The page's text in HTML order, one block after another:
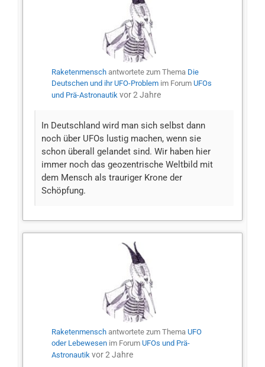
Raketenmensch antwortete zum Thema Die
Deutschen und ihr UFO-Problem im ForumUFOs
und Prä-Astronautik vor 2 Jahre
In Deutschland wird man sich selbst dann
noch über UFOs lustig machen, wenn sie
schon überall gelandet sind. Wir haben hier
immer noch das geozentrische Weltbild mit
dem Mensch als trauriger Krone der
Schöpfung.
Raketenmensch antwortete zum ThemaUFO
oder Lebewesen im ForumUFOs und Prä-
Astronautik vor 2 Jahre